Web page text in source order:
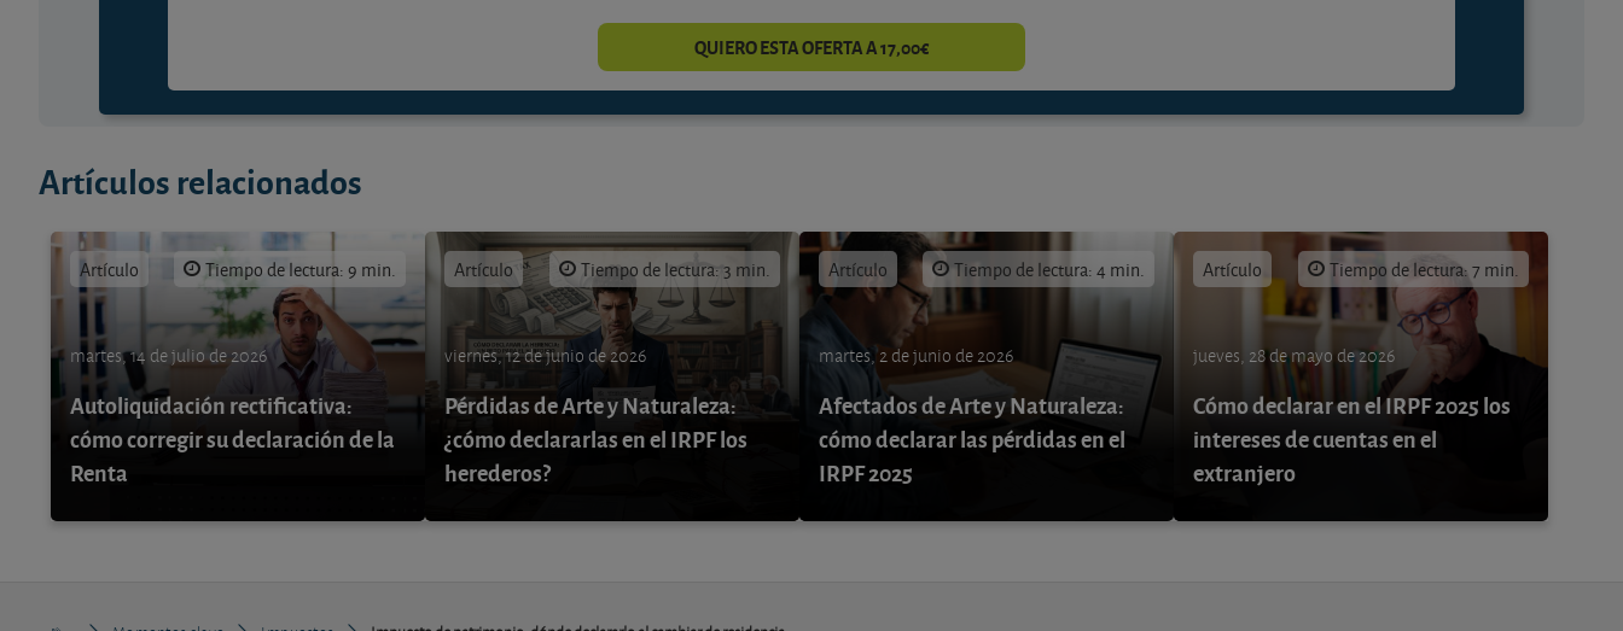
QUIERO ESTA OFERTA A 17,00€
Artículos relacionados
Artículo Tiempo de lectura: 9 min.
martes, 14 de julio de 2026
Autoliquidación rectificativa:
cómo corregir su declaración de la
Renta
Artículo Tiempo de lectura: 3 min.
viernes, 12 de junio de 2026
Pérdidas de Arte y Naturaleza:
¿cómo declararlas en el IRPF los
herederos?
Artículo Tiempo de lectura: 4 min.
martes, 2 de junio de 2026
Afectados de Arte y Naturaleza:
cómo declarar las pérdidas en el
IRPF 2025
Artículo Tiempo de lectura: 7 min.
jueves, 28 de mayo de 2026
Cómo declarar en el IRPF 2025 los
intereses de cuentas en el
extranjero